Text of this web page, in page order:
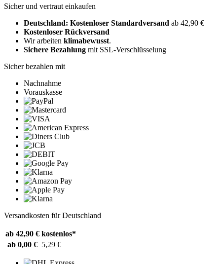
Sicher und vertraut einkaufen
Deutschland: Kostenloser Standardversand ab 42,90 €
Kostenloser Rückversand
Wir arbeiten klimabewusst.
Sichere Bezahlung mit SSL-Verschlüsselung
Sicher bezahlen mit
Nachnahme
Vorauskasse
Versandkosten für Deutschland
ab 42,90 € kostenlos*
ab 0,00 € 5,29 €